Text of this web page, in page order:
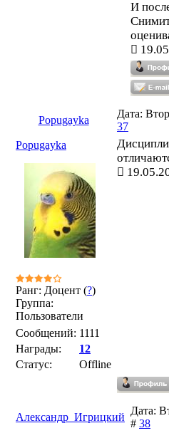
И
Popugayka
Дата:
37
Popugayka
Ранг: Доцент (?)
Группа:
Пользователи
Сообщений: 1111
Награды:
12
Статус:
Offline
Александр_Игрицкий
Дата:
# 38